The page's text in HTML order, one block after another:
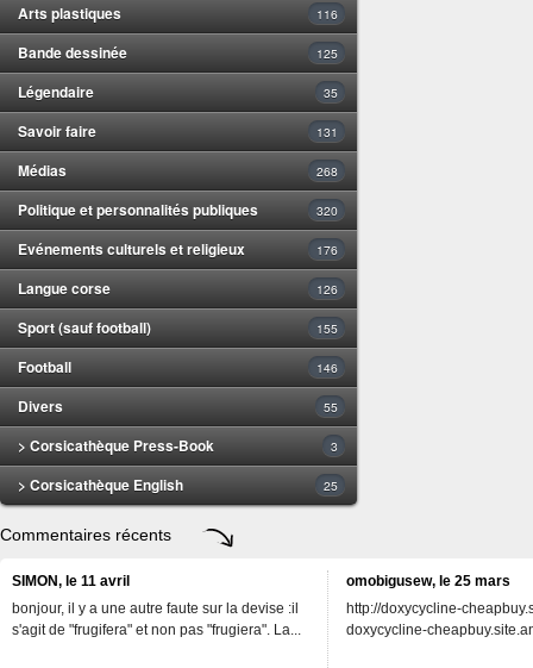
Arts plastiques 116
Bande dessinée 125
Légendaire 35
Savoir faire 131
Médias 268
Politique et personnalités publiques 320
Evénements culturels et religieux 176
Langue corse 126
Sport (sauf football) 155
Football 146
Divers 55
> Corsicathèque Press-Book 3
> Corsicathèque English 25
Commentaires récents
SIMON, le 11 avril
bonjour, il y a une autre faute sur la devise :il
s'agit de "frugifera" et non pas "frugiera". La...
omobigusew, le 25 mars
http://doxycycline-
doxycycline-